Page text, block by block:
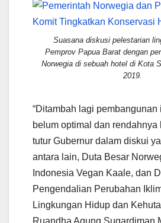
Suasana diskusi pelestarian
Pemprov Papua Barat dengan
Norwegia di sebuah hotel di Kota
2019.
“Ditambah lagi pembangunan
belum optimal dan rendahnya
tutur Gubernur dalam diskui
antara lain, Duta Besar
Indonesia Vegan Kaale, dan
Pengendalian Perubahan
Lingkungan Hidup dan